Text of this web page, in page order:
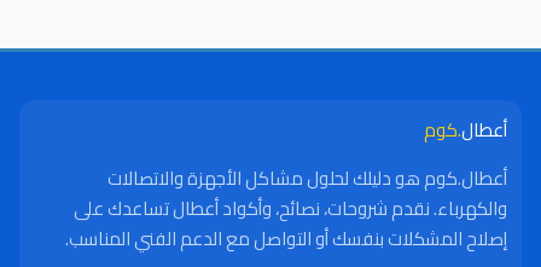
أعطال.كوم
أعطال.كوم هو دليلك لحلول مشاكل الأجهزة والاتصالات
والكهرباء. نقدم شروحات، نصائح، وأكواد أعطال تساعدك على
إصلاح المشكلات بنفسك أو التواصل مع الدعم الفني المناسب.